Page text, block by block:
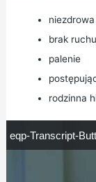
brak ruchu
palenie
rodzinna
eeqp-Transcript-